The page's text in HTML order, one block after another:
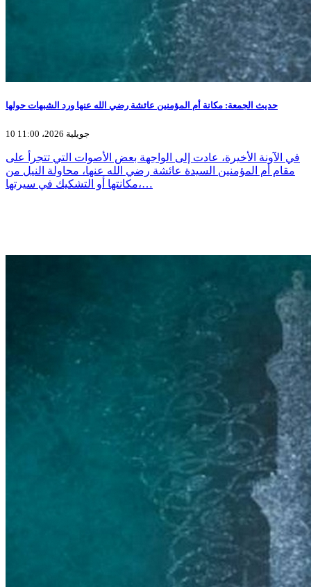
حديث الجمعة: مكانة أم المؤمنين عائشة رضي الله عنها ورد الشبهات حولها
10 جويلية 2026، 11:00
في الآونة الأخيرة، عادت إلى الواجهة بعض الأصوات التي تتجرأ على
مقام أم المؤمنين السيدة عائشة رضي الله عنها، محاولة النيل من
مكانتها أو التشكيك في سيرتها،…